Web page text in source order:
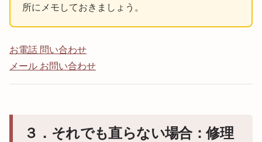
所にメモしておきましょう。
お電話 問い合わせ
メール お問い合わせ
３．それでも直らない場合：修理